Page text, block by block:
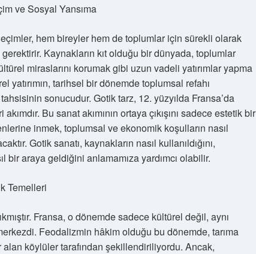
ve Sosyal Yansıma
hem bireyler hem de toplumlar için sürekli olarak
Kaynakların kıt olduğu bir dünyada, toplumlar
miraslarını korumak gibi uzun vadeli yatırımlar yapma
yatırımın, tarihsel bir dönemde toplumsal refahı
sonucudur. Gotik tarz, 12. yüzyılda Fransa’da
Bu sanat akımının ortaya çıkışını sadece estetik bir
inmek, toplumsal ve ekonomik koşulların nasıl
Gotik sanatı, kaynakların nasıl kullanıldığını,
bir araya geldiğini anlamamıza yardımcı olabilir.
Temelleri
Fransa, o dönemde sadece kültürel değil, aynı
Feodalizmin hâkim olduğu bu dönemde, tarıma
köylüler tarafından şekillendiriliyordu. Ancak,